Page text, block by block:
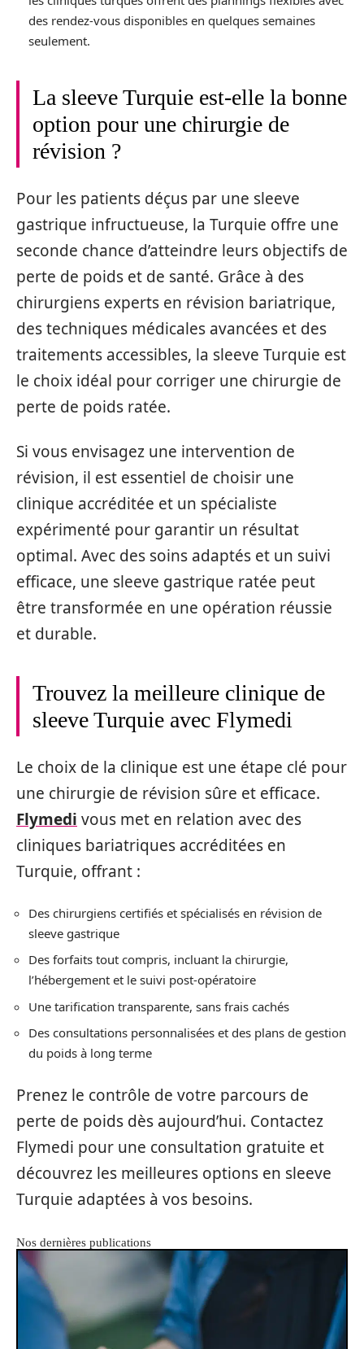
des rendez-vous disponibles en quelques semaines
seulement.
La sleeve Turquie est-elle la bonne
option pour une chirurgie de
révision ?
Pour les patients déçus par une sleeve
gastrique infructueuse, la Turquie offre une
seconde chance d’atteindre leurs objectifs de
perte de poids et de santé. Grâce à des
chirurgiens experts en révision bariatrique,
des techniques médicales avancées et des
traitements accessibles, la sleeve Turquie est
le choix idéal pour corriger une chirurgie de
perte de poids ratée.
Si vous envisagez une intervention de
révision, il est essentiel de choisir une
clinique accréditée et un spécialiste
expérimenté pour garantir un résultat
optimal. Avec des soins adaptés et un suivi
efficace, une sleeve gastrique ratée peut
être transformée en une opération réussie
et durable.
Trouvez la meilleure clinique de
sleeve Turquie avec Flymedi
Le choix de la clinique est une étape clé pour
une chirurgie de révision sûre et efficace.
Flymedi vous met en relation avec des
cliniques bariatriques accréditées en
Turquie, offrant :
Des chirurgiens certifiés et spécialisés en révision de
sleeve gastrique
Des forfaits tout compris, incluant la chirurgie,
l’hébergement et le suivi post-opératoire
Une tarification transparente, sans frais cachés
Des consultations personnalisées et des plans de gestion
du poids à long terme
Prenez le contrôle de votre parcours de
perte de poids dès aujourd’hui. Contactez
Flymedi pour une consultation gratuite et
découvrez les meilleures options en sleeve
Turquie adaptées à vos besoins.
Nos dernières publications